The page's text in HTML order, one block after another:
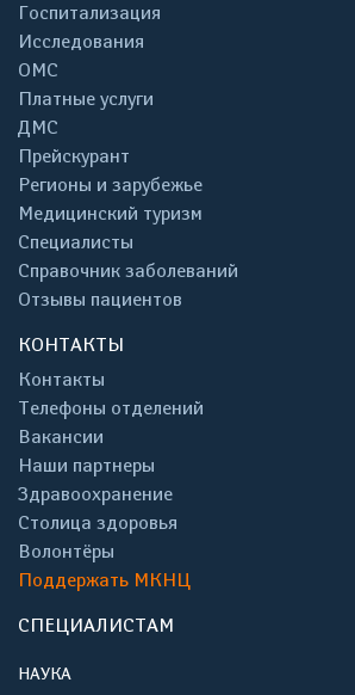
Госпитализация
Исследования
ОМС
Платные услуги
ДМС
Прейскурант
Регионы и зарубежье
Медицинский туризм
Специалисты
Справочник заболеваний
Отзывы пациентов
КОНТАКТЫ
Контакты
Телефоны отделений
Вакансии
Наши партнеры
Здравоохранение
Столица здоровья
Волонтёры
Поддержать МКНЦ
СПЕЦИАЛИСТАМ
НАУКА